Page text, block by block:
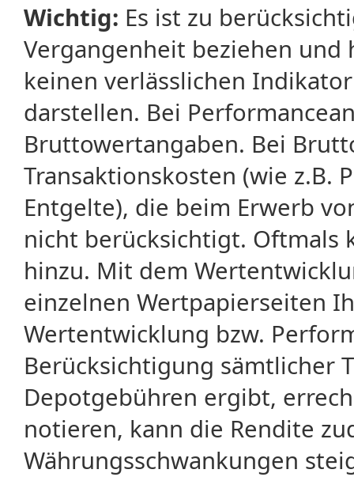
Wichtig: Es ist zu
Vergangenheit beziehen
keinen verlässlichen
darstellen. Bei
Bruttowertangaben. Bei
Transaktionskosten (wie z.B.
Entgelte), die beim Erwerb
nicht berücksichtigt. Oftmals
hinzu. Mit dem
einzelnen Wertpapierseiten
Wertentwicklung bzw.
Berücksichtigung sämtlicher
Depotgebühren ergibt,
notieren, kann die Rendite
Währungsschwankungen